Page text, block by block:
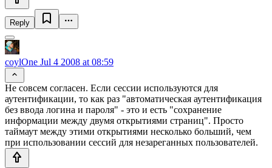
Reply
coylOne Jul 4 2008 at 08:59
Не совсем согласен. Если сессии используются для
аутентификации, то как раз "автоматическая аутентификация
без ввода логина и пароля" - это и есть "сохранение
информации между двумя открытиями страниц". Просто
таймаут между этими открытиями несколько больший, чем
при использовании сессий для незареганных пользователей.